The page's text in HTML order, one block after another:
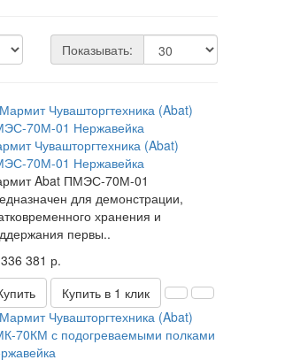
Показывать:
Чувашторгтехника (Abat)
70М-01 Нержавейка
Abat ПМЭС-70М-01
для демонстрации,
хранения и
первы..
381 р.
Купить в 1 клик